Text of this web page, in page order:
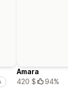
Amara
420 $
94%